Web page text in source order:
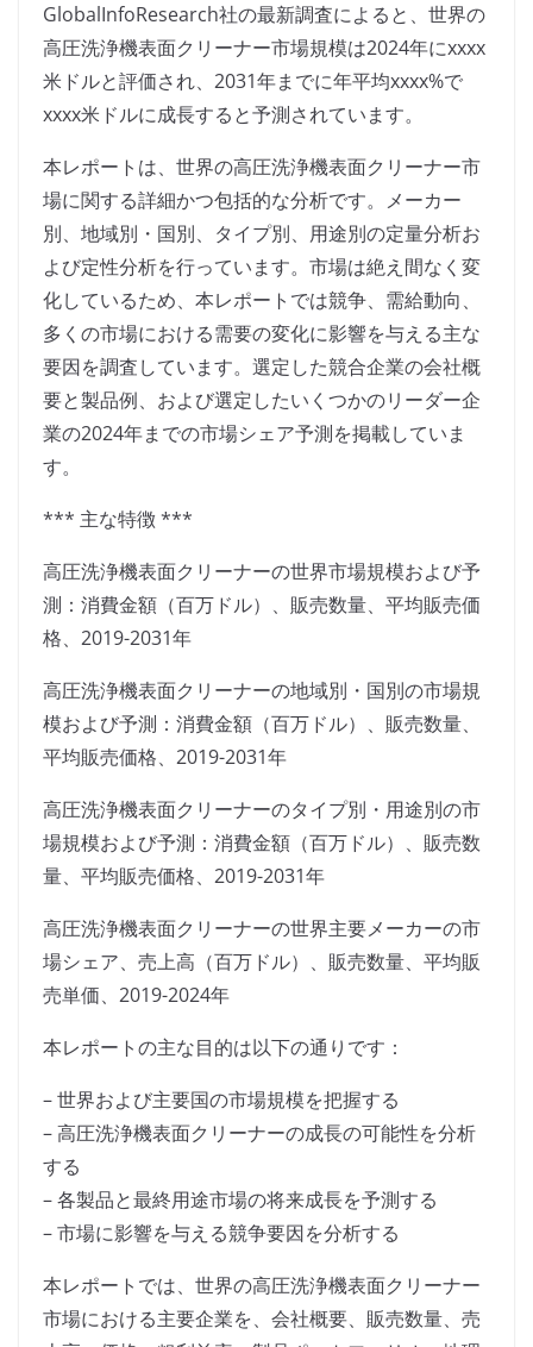
GlobalInfoResearch社の最新調査によると、世界の
高圧洗浄機表面クリーナー市場規模は2024年にxxxx
米ドルと評価され、2031年までに年平均xxxx%で
xxxx米ドルに成長すると予測されています。
本レポートは、世界の高圧洗浄機表面クリーナー市
場に関する詳細かつ包括的な分析です。メーカー
別、地域別・国別、タイプ別、用途別の定量分析お
よび定性分析を行っています。市場は絶え間なく変
化しているため、本レポートでは競争、需給動向、
多くの市場における需要の変化に影響を与える主な
要因を調査しています。選定した競合企業の会社概
要と製品例、および選定したいくつかのリーダー企
業の2024年までの市場シェア予測を掲載していま
す。
*** 主な特徴 ***
高圧洗浄機表面クリーナーの世界市場規模および予
測：消費金額（百万ドル）、販売数量、平均販売価
格、2019-2031年
高圧洗浄機表面クリーナーの地域別・国別の市場規
模および予測：消費金額（百万ドル）、販売数量、
平均販売価格、2019-2031年
高圧洗浄機表面クリーナーのタイプ別・用途別の市
場規模および予測：消費金額（百万ドル）、販売数
量、平均販売価格、2019-2031年
高圧洗浄機表面クリーナーの世界主要メーカーの市
場シェア、売上高（百万ドル）、販売数量、平均販
売単価、2019-2024年
本レポートの主な目的は以下の通りです：
– 世界および主要国の市場規模を把握する
– 高圧洗浄機表面クリーナーの成長の可能性を分析
する
– 各製品と最終用途市場の将来成長を予測する
– 市場に影響を与える競争要因を分析する
本レポートでは、世界の高圧洗浄機表面クリーナー
市場における主要企業を、会社概要、販売数量、売